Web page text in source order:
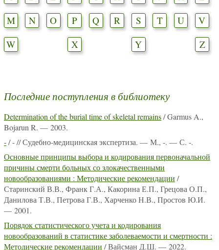
M
N O P Q R S T U
V
W
X Y Z
Последние поступления в библиотеку
Determination of the burial time of skeletal remains/ Garmus A.,
Bojarun R. — 2003.
-/ - // Судебно-медицинская экспертиза. — М., -. — С. -.
Основные принципы выбора и кодирования первоначальной
причины смерти больных со злокачественными
новообразованиями : Методические рекомендации /
Старинский В.В., Франк Г.А., Какорина Е.П., Грецова О.П.,
Данилова Т.В., Петрова Г.В., Харченко Н.В., Простов Ю.И.
— 2001.
Порядок статистического учета и кодирования
новообразований в статистике заболеваемости и смертности :
Методические рекомендации / Вайсман Д.Ш. — 2022.